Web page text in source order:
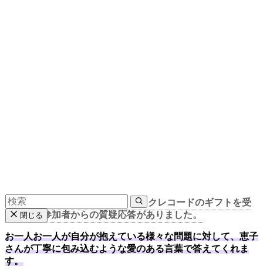
後半は皆さんそれぞれがアカシックレコードのギフトを受
け取り、参加者からの質疑応答がありました。
お一人お一人が自分が抱えている様々な問題に対して、恵子
さんが丁寧に包み込むような愛のある言葉で答えてくれま
す。
閉じる